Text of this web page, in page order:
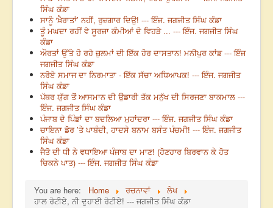
ਸਿੰਘ ਕੰਡਾ
ਸਾਨੂੰ ‘ਖ਼ੈਰਾਤਾਂ’ ਨਹੀਂ, ਰੁਜ਼ਗਾਰ ਦਿਉ! --- ਇੰਜ. ਜਗਜੀਤ ਸਿੰਘ ਕੰਡਾ
ਤੂੰ ਮਘਦਾ ਰਹੀਂ ਵੇ ਸੂਰਜਾ ਕੰਮੀਆਂ ਦੇ ਵਿਹੜੇ ... --- ਇੰਜ. ਜਗਜੀਤ ਸਿੰਘ
ਕੰਡਾ
ਔਰਤਾਂ ਉੱਤੇ ਹੋ ਰਹੇ ਜ਼ੁਲਮਾਂ ਦੀ ਇੱਕ ਹੋਰ ਦਾਸਤਾਨ! ਮਨੀਪੁਰ ਕਾਂਡ --- ਇੰਜ
ਜਗਜੀਤ ਸਿੰਘ ਕੰਡਾ
ਨਰੋਏ ਸਮਾਜ ਦਾ ਨਿਰਮਾਤਾ - ਇੱਕ ਸੱਚਾ ਅਧਿਆਪਕ! --- ਇੰਜ. ਜਗਜੀਤ
ਸਿੰਘ ਕੰਡਾ
ਪੱਥਰ ਯੁੱਗ ਤੋਂ ਆਸਮਾਨ ਦੀ ਉਡਾਰੀ ਤੱਕ ਮਨੁੱਖ ਦੀ ਸਿਰਜਣਾ ਬਾਕਮਾਲ ---
ਇੰਜ. ਜਗਜੀਤ ਸਿੰਘ ਕੰਡਾ
ਪੰਜਾਬ ਦੇ ਪਿੰਡਾਂ ਦਾ ਬਦਲਿਆ ਮੁਹਾਂਦਰਾ --- ਇੰਜ. ਜਗਜੀਤ ਸਿੰਘ ਕੰਡਾ
ਚਾਇਨਾ ਡੋਰ ’ਤੇ ਪਾਬੰਦੀ, ਹਾਦਸੇ ਬਨਾਮ ਬਸੰਤ ਪੰਚਮੀ! --- ਇੰਜ. ਜਗਜੀਤ
ਸਿੰਘ ਕੰਡਾ
ਜੈਤੋ ਦੀ ਧੀ ਨੇ ਵਧਾਇਆ ਪੰਜਾਬ ਦਾ ਮਾਣ! (ਹੋਣਹਾਰ ਬਿਰਵਾਨ ਕੇ ਹੋਤ
ਚਿਕਨੇ ਪਾਤ) --- ਇੰਜ. ਜਗਜੀਤ ਸਿੰਘ ਕੰਡਾ
You are here: Home ਰਚਨਾਵਾਂ
ਲੇਖ
ਹਾਲ ਰੋਟੀਏ, ਨੀ ਦੁਹਾਈ ਰੋਟੀਏ! --- ਜਗਜੀਤ ਸਿੰਘ ਕੰਡਾ